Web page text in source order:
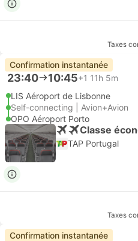
Taxes
Confirmation instantanée
23:40 10:45+1 11h 5m
LIS Aéroport de Lisbonne
Self-connecting | Avion+Avion
OPO Aéroport Porto
Classe
TAP Portugal
Taxes
Confirmation instantanée